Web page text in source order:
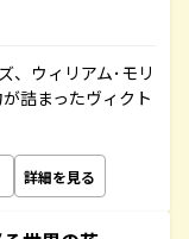
、ウィリアム･モリ
詰まったヴィクト
詳細を見る